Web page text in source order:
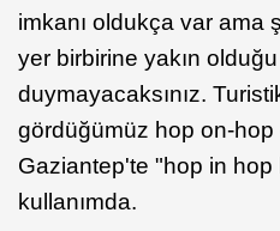
imkanı oldukça var ama
yer birbirine yakın
duymayacaksınız.
gördüğümüz hop on-hop
Gaziantep'te "hop in hop
kullanımda.